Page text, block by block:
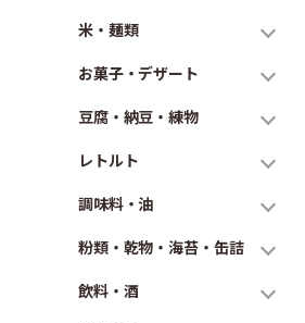
米・麺類
お菓子・デザート
豆腐・納豆・練物
レトルト
調味料・油
粉類・乾物・海苔・缶詰
飲料・酒